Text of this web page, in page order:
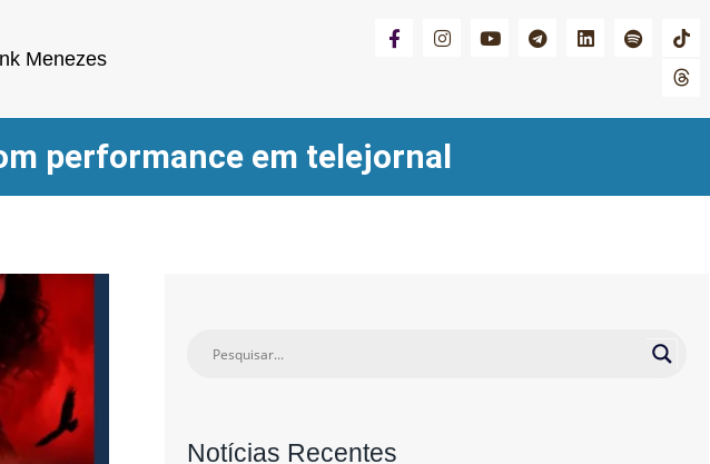
Menezes
performance em telejornal
Notícias Recentes